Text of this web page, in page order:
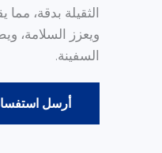
الثقيلة بدقة،
ويعزز السلامة،
السفينة.
أرسل